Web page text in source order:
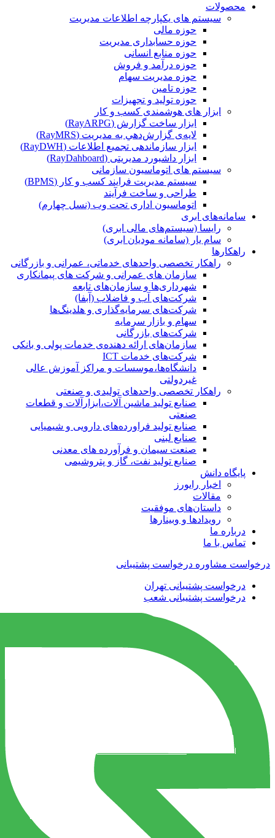
محصولات
سیستم های یکپارچه اطلاعات مدیریت
حوزه مالی
حوزه حسابداری مدیریت
حوزه منابع انسانی
حوزه درآمد و فروش
حوزه مدیریت سهام
حوزه تامین
حوزه تولید و تجهیزات
ابزار های هوشمندی کسب و کار
ابزار ساخت گزارش (RayARPG)
لایه‌ی گزارش‌دهي به مديريت (RayMRS)
ابزار سازماندهی تجمیع اطلاعات (RayDWH)
ابزار داشبورد مدیریتی (RayDahboard)
سیستم های اتوماسیون سازمانی
سیستم مدیریت فرایند کسب و کار (BPMS)
طراحی و ساخت فرآیند
اتوماسیون اداری تحت وب (نسل چهارم)
سامانه‌های ابری
رایسا (سیستم‌های مالی ابری)
سام یار (سامانه مودیان ابری)
راهکارها
راهکار تخصصی واحدهای خدماتی، عمرانی و بازرگانی
سازمان های عمرانی و شرکت های پیمانکاری
شهرداری‌ها و سازمان‌های تابعه
شرکت‌های آب و فاضلاب (آبفا)
شرکت‌های سرمایه‌گذاری و هلدینگ‌ها
سهام و بازار سرمایه
شرکت‌های بازرگانی
سازمان‌های ارائه دهنده‌ی خدمات پولی و بانکی
شرکت‌های خدمات ICT
دانشگاه‌ها،موسسات و مراکز آموزش عالی
غیردولتی
راهکار تخصصی واحدهای تولیدی و صنعتی
صنایع توليد ماشين آلات،ابزارآلات و قطعات
صنعتی
صنایع تولید فراورده‌های دارویی و شیمیایی
صنایع لبنی
صنعت سیمان و فرآورده های معدنی
صنایع تولید نفت، گاز و پتروشيمی
پایگاه دانش
اخبار رایورز
مقالات
داستان‌های موفقیت
رویدادها و وبینارها
درباره ما
تماس با ما
درخواست مشاوره درخواست پشتیبانی
درخواست پشتیبانی تهران
درخواست پشتیبانی شعب